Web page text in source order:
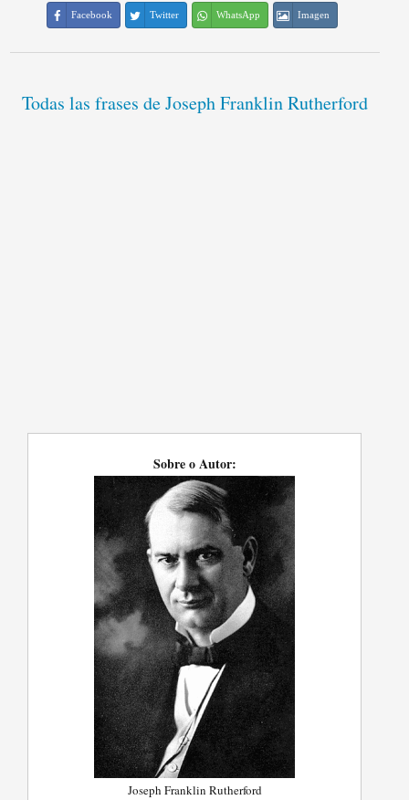
Facebook Twitter WhatsApp Imagen
Todas las frases de Joseph Franklin Rutherford
Sobre o Autor:
Joseph Franklin Rutherford